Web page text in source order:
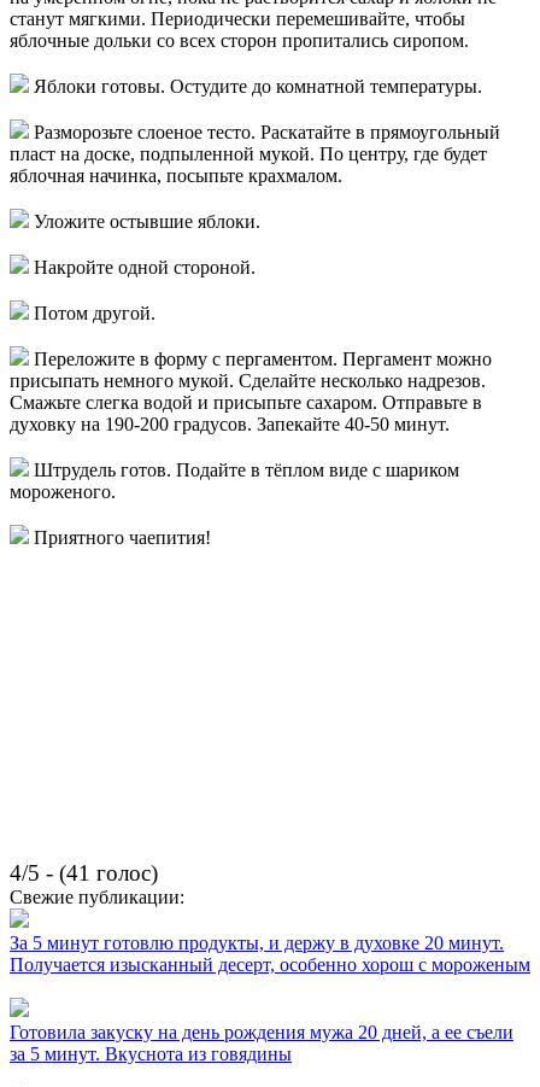
станут мягкими. Периодически перемешивайте, чтобы
яблочные дольки со всех сторон пропитались сиропом.
Яблоки готовы. Остудите до комнатной температуры.
Разморозьте слоеное тесто. Раскатайте в прямоугольный
пласт на доске, подпыленной мукой. По центру, где будет
яблочная начинка, посыпьте крахмалом.
Уложите остывшие яблоки.
Накройте одной стороной.
Потом другой.
Переложите в форму с пергаментом. Пергамент можно
присыпать немного мукой. Сделайте несколько надрезов.
Смажьте слегка водой и присыпьте сахаром. Отправьте в
духовку на 190-200 градусов. Запекайте 40-50 минут.
Штрудель готов. Подайте в тёплом виде с шариком
мороженого.
Приятного чаепития!
4/5 - (41 голос)
Свежие публикации:
За 5 минут готовлю продукты, и держу в духовке 20 минут.
Получается изысканный десерт, особенно хорош с мороженым
Готовила закуску на день рождения мужа 20 дней, а ее съели
за 5 минут. Вкуснота из говядины